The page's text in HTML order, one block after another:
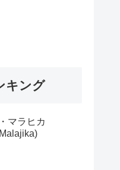
キング
マラヒカ